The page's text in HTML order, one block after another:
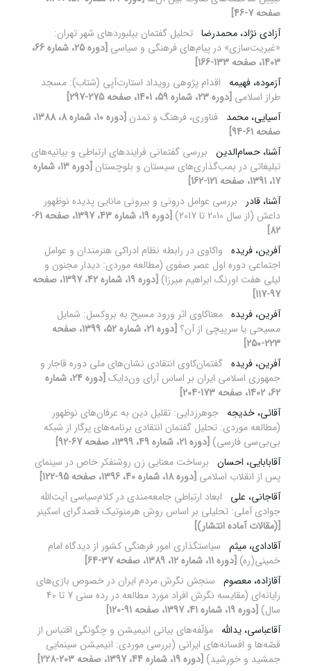
صفحه 7-46]
آزادی نژاد، محمدرضا تحلیل گفتمان بیلبوردهای شهر تهران:
«غیریت‌سازی» در پیام‌های فرهنگی و سیاسی
[دوره 25، شماره 66،
1403، صفحه 133-166]
آزموده، فهیمه اقدام پژوهی رویداد استارت‌آپی (شتاب): مسجد
طراز اسلامی [دوره 23، شماره 59، 1401، صفحه 275-297]
آسیایی، محمد
فناوری، فرهنگ و تمدن
[دوره 10، شماره 8، 1388،
صفحه 61-94]
آشنا، حسام‌الدین بررسی گفتمانی فرایندهای ارتباطی و بیانیه‌های
تبلیغاتی در بمب‌گذاری‌های سیستان و بلوچستان
[دوره 13، شماره
17، 1391، صفحه 121-162]
آشنا، قادر
بررسی عوامل درونی و بیرونی مانایی پدیده نوظهور
داعش (از سال 2010 تا 2017)
[دوره 19، شماره 43، 1397، صفحه 61-
82]
آفرین، فریده واکاوی در رابطه نظام ادراکی هنرمندان و عوامل
اجتماعی دوره اول عصر صفوی (مطالعه موردی: دیدار مجنون و
لیلی هفت اورنگ ابراهیم میرزا)
[دوره 19، شماره 42، 1397، صفحه
97-117]
آفرین، فریده معناکاوی اثر ورود مسیح به بروکسل: شمایل‌
مسیحی یا سرپیچی از آن؟
[دوره 21، شماره 52، 1399، صفحه
223-250]
آفرین، فریده گفتمان‌کاوی انتقادی نشان‌‌های ملی دوره قاجار و
جمهوری اسلامی ایران بر اساس آرای ون‌دایک
[دوره 24، شماره
62، 1402، صفحه 173-204]
آقائی، خدیجه جوهرزدایی: تقلیل دین به عرفان‌های نوظهور
(مطالعه موردی: تحلیل گفتمان انتقادی برنامه‌های پرگار از شبکه
بی‌بی‌سی فارسی) [دوره 21، شماره 49، 1399، صفحه 67-92]
آقابابایی، احسان برساخت معنایی زن روشنفکر خاص در سینمای
پس از انقلاب اسلامی [دوره 18، شماره 40، 1396، صفحه 95-122]
آقاجانی، علی
ابعاد ارتباطی جامعه‌مندی در کلام‌سیاسی آیت‌الله
جوادی آملی: تحلیلی بر اساس روش هرمنوتیک قصدگرای اسکینر
[(مقالات آماده انتشار)]
آقادادی، میثم‌ سیاستگذاری امور فرهنگی کشور از دیدگاه امام
خمینی(ره) [دوره 11، شماره 12، 1389، صفحه 37-64]
آقازاده، معصوم سنجش نگرش مردم ایران در خصوص بازی‌های
رایانه‌ای (مقایسه نگرش افراد مورد مطالعه در رده سنی 7 تا 40
سال) [دوره 19، شماره 41، 1397، صفحه 91-120]
آقاعباسی، یدالله مؤلّفه‌های بیانی انیمیشن و چگونگی اقتباس از
قصّه‌ها و افسانه‌های ایرانی (بررسی موردی: انیمیشن سینمایی
جمشید و خورشید) [دوره 19، شماره 44، 1397، صفحه 203-228]